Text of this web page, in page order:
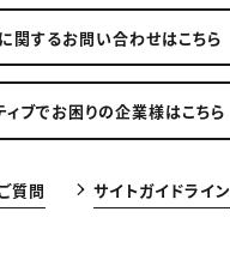
関するお問い合わせはこちら
ィブでお困りの企業様はこちら
質問 サイトガイドライン